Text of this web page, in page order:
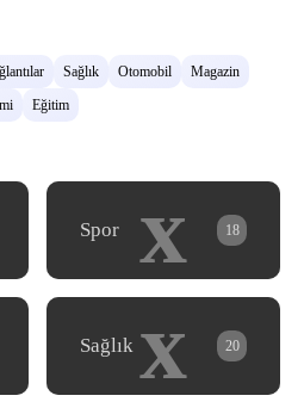
Sağlık Otomobil
Magazin
Eğitim
x
Spor 18
x
Sağlık 20